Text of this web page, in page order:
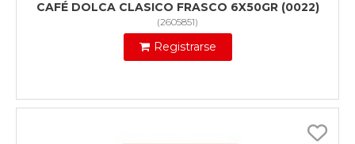
CAFÉ DOLCA CLASICO FRASCO 6X50GR (0022)
(2605851)
Registrarse